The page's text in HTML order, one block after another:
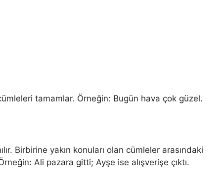
tamamlar. Örneğin: Bugün hava çok güzel.
Birbirine yakın konuları olan cümleler arasındaki
Ali pazara gitti; Ayşe ise alışverişe çıktı.